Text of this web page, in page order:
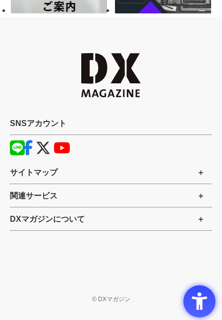
SNSアカウント
サイトマップ
関連サービス
DXマガジンについて
©DXマガジン